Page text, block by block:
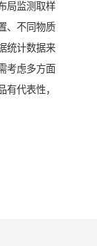
局监测取样
、不同物质
统计数据来
考虑多方面
有代表性，